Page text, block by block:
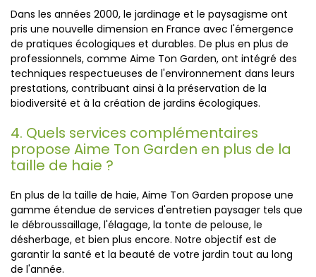
Dans les années 2000, le jardinage et le paysagisme ont
pris une nouvelle dimension en France avec l'émergence
de pratiques écologiques et durables. De plus en plus de
professionnels, comme Aime Ton Garden, ont intégré des
techniques respectueuses de l'environnement dans leurs
prestations, contribuant ainsi à la préservation de la
biodiversité et à la création de jardins écologiques.
4. Quels services complémentaires
propose Aime Ton Garden en plus de la
taille de haie ?
En plus de la taille de haie, Aime Ton Garden propose une
gamme étendue de services d'entretien paysager tels que
le débroussaillage, l'élagage, la tonte de pelouse, le
désherbage, et bien plus encore. Notre objectif est de
garantir la santé et la beauté de votre jardin tout au long
de l'année.